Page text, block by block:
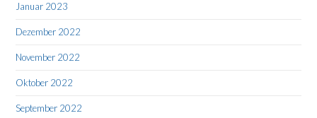
Januar 2023
Dezember 2022
November 2022
Oktober 2022
September 2022